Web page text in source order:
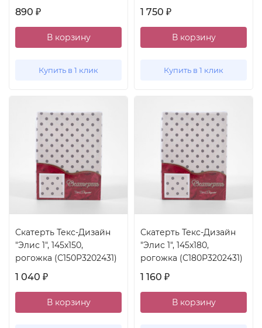
890 ₽
В корзину
Купить в 1 клик
1 750 ₽
В корзину
Купить в 1 клик
Скатерть Текс-Дизайн
"Элис 1", 145x150,
рогожка (С150Р3202431)
1 040 ₽
В корзину
Скатерть Текс-Дизайн
"Элис 1", 145x180,
рогожка (С180Р3202431)
1 160 ₽
В корзину